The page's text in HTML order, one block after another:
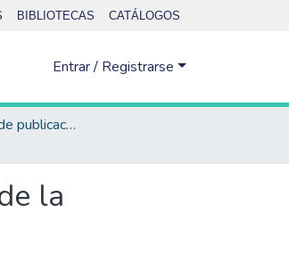
BIBLIOTECAS CATÁLOGOS
Entrar / Registrarse
IPUFILO: Indice de publicaciones de la Facultad de Filosofía y Letras
la